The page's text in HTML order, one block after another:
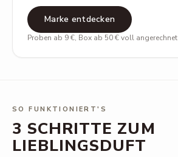
Marke entdecken
Proben ab 9 €, Box ab 50 € voll angerechnet
SO FUNKTIONIERT'S
3 SCHRITTE ZUM
LIEBLINGSDUFT